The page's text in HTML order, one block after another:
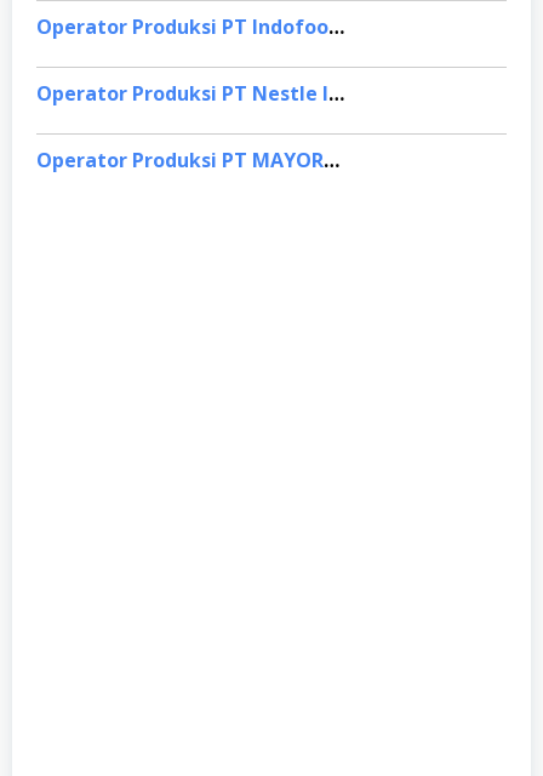
Operator Produksi PT Indofood Sukses Makmur, Barito Selatan
Operator Produksi PT Nestle Indonesia, Karawang
Operator Produksi PT MAYORA INDAH TBK, Tasikmalaya